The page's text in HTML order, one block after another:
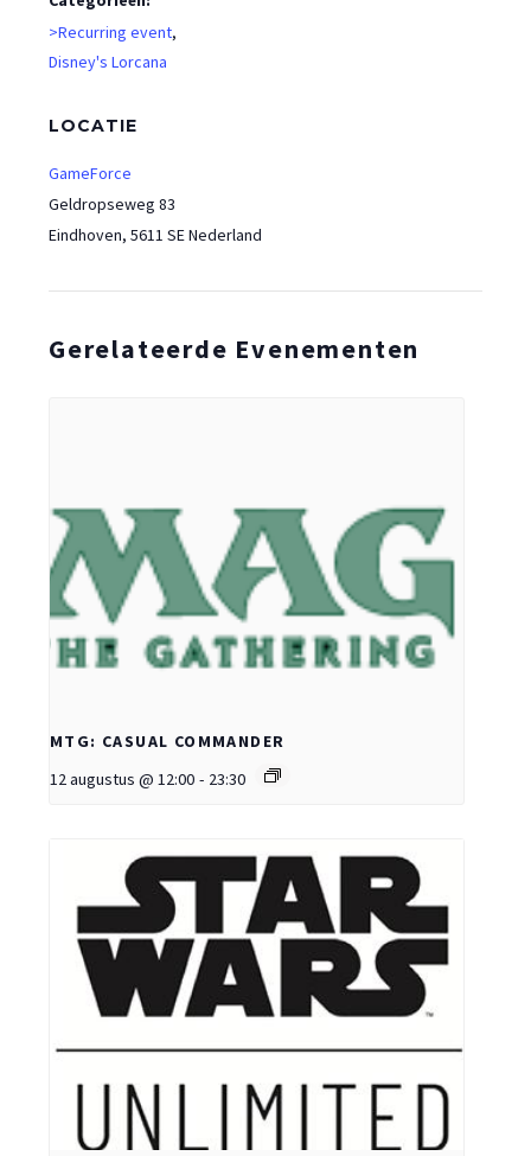
>Recurring event,
Disney's Lorcana
LOCATIE
GameForce
Geldropseweg 83
Eindhoven, 5611 SENederland
Gerelateerde Evenementen
MTG: CASUAL COMMANDER
12 augustus @ 12:00 - 23:30